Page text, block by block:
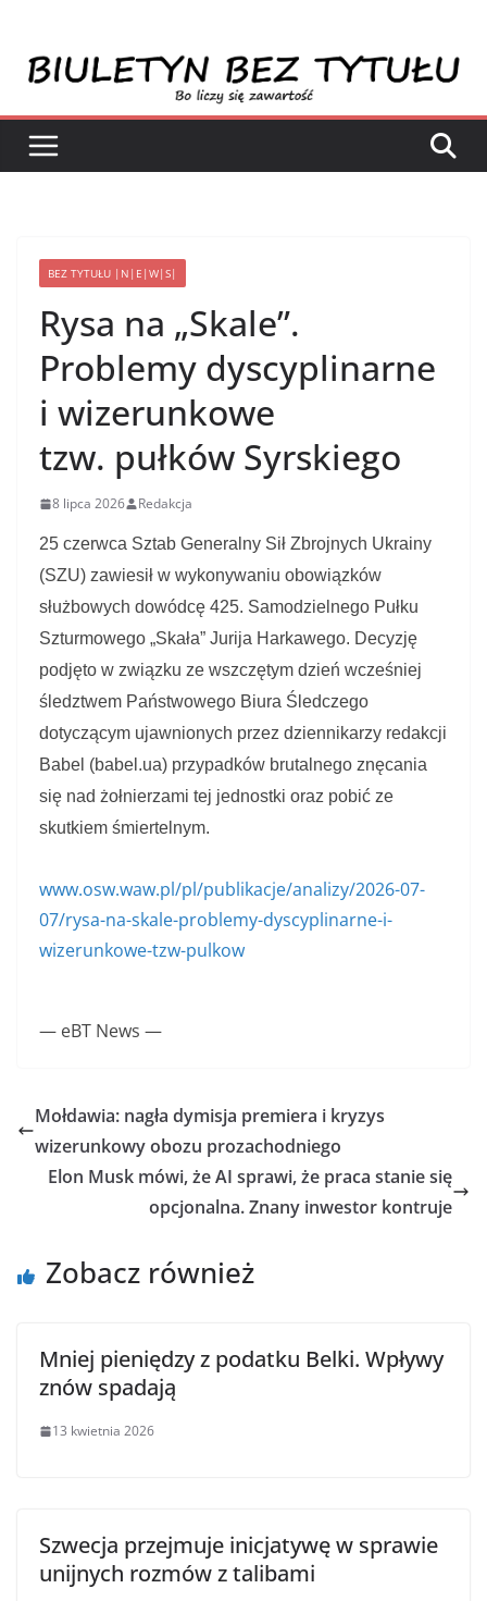
treści
BEZ TYTUŁU |N|E|W|S|
Rysa na „Skale”.
Problemy dyscyplinarne
i wizerunkowe
tzw. pułków Syrskiego
8 lipca 2026 Redakcja
25 czerwca Sztab Generalny Sił Zbrojnych Ukrainy
(SZU) zawiesił w wykonywaniu obowiązków
służbowych dowódcę 425. Samodzielnego Pułku
Szturmowego „Skała” Jurija Harkawego. Decyzję
podjęto w związku ze wszczętym dzień wcześniej
śledztwem Państwowego Biura Śledczego
dotyczącym ujawnionych przez dziennikarzy redakcji
Babel (babel.ua) przypadków brutalnego znęcania
się nad żołnierzami tej jednostki oraz pobić ze
skutkiem śmiertelnym.
www.osw.waw.pl/pl/publikacje/analizy/2026-07-
07/rysa-na-skale-problemy-dyscyplinarne-i-
wizerunkowe-tzw-pulkow
— eBT News —
Mołdawia: nagła dymisja premiera i kryzys
wizerunkowy obozu prozachodniego
Elon Musk mówi, że AI sprawi, że praca stanie się
opcjonalna. Znany inwestor kontruje
Zobacz również
Mniej pieniędzy z podatku Belki. Wpływy
znów spadają
13 kwietnia 2026
Szwecja przejmuje inicjatywę w sprawie
unijnych rozmów z talibami